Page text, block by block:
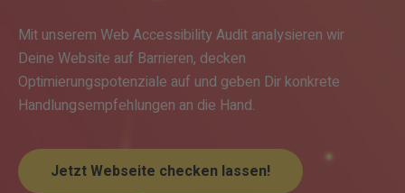
Mit unserem Web Accessibility Audit analysieren wir
Deine Website auf Barrieren, decken
Optimierungspotenziale auf und geben Dir konkrete
Handlungsempfehlungen an die Hand.
Jetzt Webseite checken lassen!